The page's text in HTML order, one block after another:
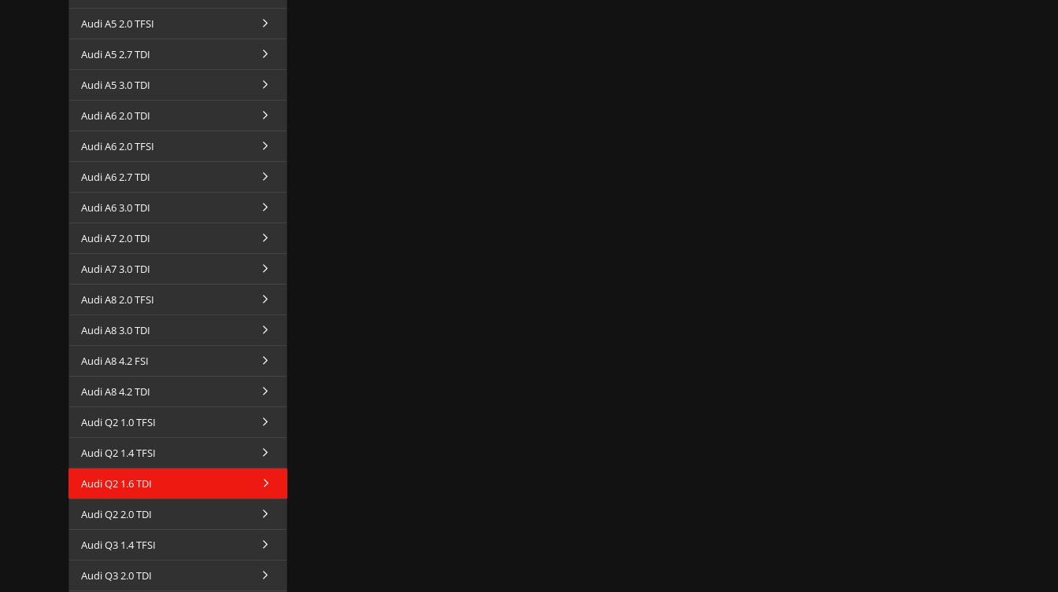
Audi A5 2.0 TFSI
Audi A5 2.7 TDI
Audi A5 3.0 TDI
Audi A6 2.0 TDI
Audi A6 2.0 TFSI
Audi A6 2.7 TDI
Audi A6 3.0 TDI
Audi A7 2.0 TDI
Audi A7 3.0 TDI
Audi A8 2.0 TFSI
Audi A8 3.0 TDI
Audi A8 4.2 FSI
Audi A8 4.2 TDI
Audi Q2 1.0 TFSI
Audi Q2 1.4 TFSI
Audi Q2 1.6 TDI
Audi Q2 2.0 TDI
Audi Q3 1.4 TFSI
Audi Q3 2.0 TDI